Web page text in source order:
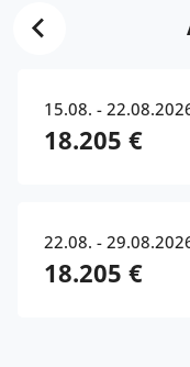
15.08. -
18.205 €
22.08. -
18.205 €